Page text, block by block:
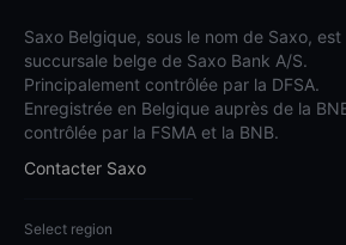
Saxo Belgique, sous le nom de Saxo, est
succursale belge de Saxo Bank A/S.
Principalement contrôlée par la DFSA.
Enregistrée en Belgique auprès de la
contrôlée par la FSMA et la BNB.
Contacter Saxo
Select region